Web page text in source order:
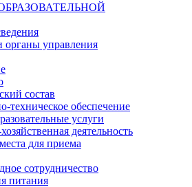
органы управления
состав
техническое обеспечение
услуги
деятельность
для приема
сотрудничество
питания